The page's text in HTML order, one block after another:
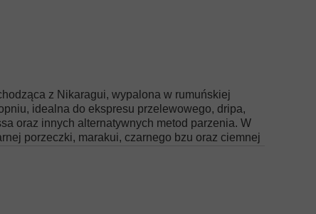
z Nikaragui, wypalona w rumuńskiej
idealna do ekspresu przelewowego, dripa,
oraz innych alternatywnych metod parzenia. W
porzeczki, marakui, czarnego bzu oraz ciemnej